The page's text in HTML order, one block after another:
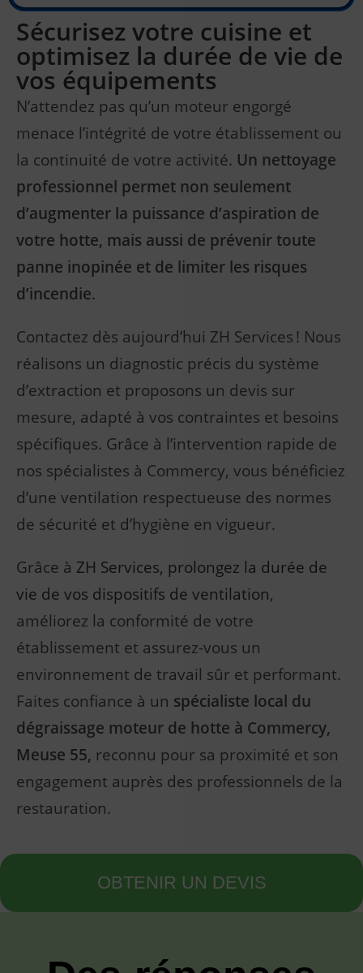
Sécurisez votre cuisine et
optimisez la durée de vie de
vos équipements
N’attendez pas qu’un moteur engorgé
menace l’intégrité de votre établissement ou
la continuité de votre activité. Un nettoyage
professionnel permet non seulement
d’augmenter la puissance d’aspiration de
votre hotte, mais aussi de prévenir toute
panne inopinée et de limiter les risques
d’incendie.
Contactez dès aujourd’hui ZH Services ! Nous
réalisons un diagnostic précis du système
d’extraction et proposons un devis sur
mesure, adapté à vos contraintes et besoins
spécifiques. Grâce à l’intervention rapide de
nos spécialistes à Commercy, vous bénéficiez
d’une ventilation respectueuse des normes
de sécurité et d’hygiène en vigueur.
Grâce à ZH Services, prolongez la durée de
vie de vos dispositifs de ventilation,
améliorez la conformité de votre
établissement et assurez-vous un
environnement de travail sûr et performant.
Faites confiance à un spécialiste local du
dégraissage moteur de hotte à Commercy,
Meuse 55, reconnu pour sa proximité et son
engagement auprès des professionnels de la
restauration.
OBTENIR UN DEVIS
Chloé Assistante Virtuelle En ligne
Bonjour, je suis Chloé, assistante de ZH SERVICES,
comment puis-je vous aider aujourd'hui?